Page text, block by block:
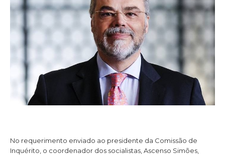
No requerimento enviado ao presidente da Comissão de
Inquérito, o coordenador dos socialistas, Ascenso Simões,